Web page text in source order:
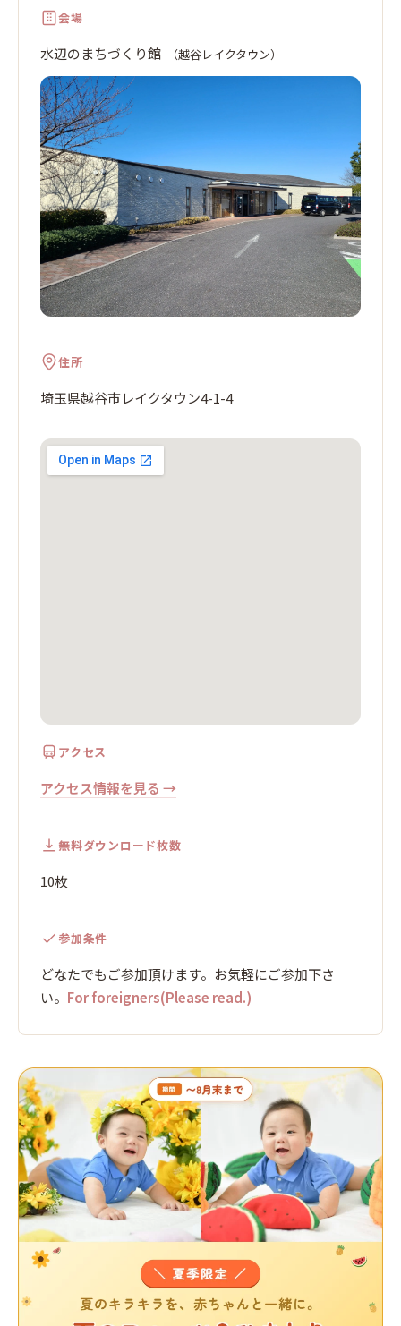
会場
水辺のまちづくり館 （越谷レイクタウン）
住所
埼玉県越谷市レイクタウン4-1-4
アクセス
アクセス情報を見る →
無料ダウンロード枚数
10枚
参加条件
どなたでもご参加頂けます。お気軽にご参加下さ
い。 For foreigners(Please read.)